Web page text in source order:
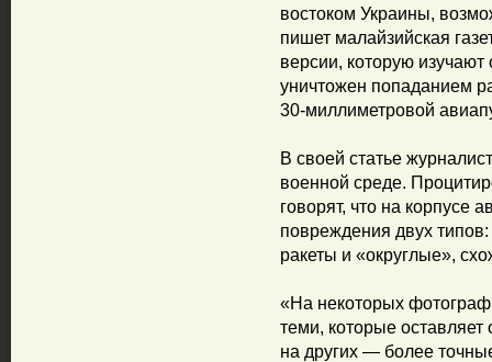
востоком Украины,
пишет малайзийская
версии, которую
уничтожен попаданием
30-миллиметровой
В своей статье
военной среде.
говорят, что на корпусе
повреждения двух
ракеты и «округлые»,
«На некоторых
теми, которые
на других — более